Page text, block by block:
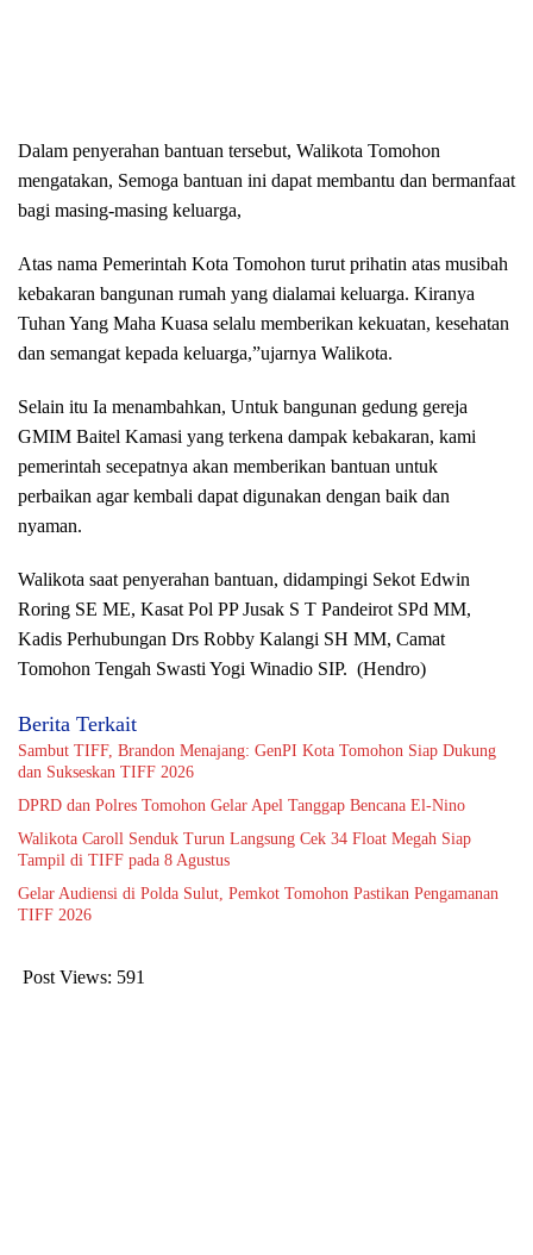
Dalam penyerahan bantuan tersebut, Walikota Tomohon
mengatakan, Semoga bantuan ini dapat membantu dan bermanfaat
bagi masing-masing keluarga,
Atas nama Pemerintah Kota Tomohon turut prihatin atas musibah
kebakaran bangunan rumah yang dialamai keluarga. Kiranya
Tuhan Yang Maha Kuasa selalu memberikan kekuatan, kesehatan
dan semangat kepada keluarga,”ujarnya Walikota.
Selain itu Ia menambahkan, Untuk bangunan gedung gereja
GMIM Baitel Kamasi yang terkena dampak kebakaran, kami
pemerintah secepatnya akan memberikan bantuan untuk
perbaikan agar kembali dapat digunakan dengan baik dan
nyaman.
Walikota saat penyerahan bantuan, didampingi Sekot Edwin
Roring SE ME, Kasat Pol PP Jusak S T Pandeirot SPd MM,
Kadis Perhubungan Drs Robby Kalangi SH MM, Camat
Tomohon Tengah Swasti Yogi Winadio SIP. (Hendro)
Berita Terkait
Sambut TIFF, Brandon Menajang: ​GenPI Kota Tomohon Siap Dukung
dan Sukseskan TIFF 2026
DPRD dan Polres Tomohon Gelar Apel Tanggap Bencana El-Nino
Walikota Caroll Senduk Turun Langsung Cek 34 Float Megah Siap
Tampil di TIFF pada 8 Agustus
Gelar Audiensi di Polda Sulut, Pemkot Tomohon Pastikan Pengamanan
TIFF 2026
Post Views: 591